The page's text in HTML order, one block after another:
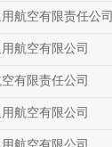
航空有限责任公司
航空有限公司
有限责任公司
航空有限公司